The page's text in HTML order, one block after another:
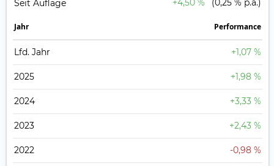
Seit Auflage +4,50 % (0,25 % p.a.)
Jahr Perfor­mance
Lfd. Jahr +1,07 %
2025 +1,98 %
2024 +3,33 %
2023 +2,43 %
2022 -0,98 %